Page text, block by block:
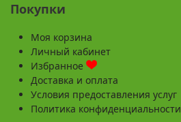
Покупки
Моя корзина
Личный кабинет
Избранное
Доставка и оплата
Условия предоставления услуг
Политика конфиденциальности